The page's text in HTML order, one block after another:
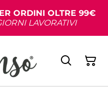
ORDINI OLTRE 99€
LAVORATIVI